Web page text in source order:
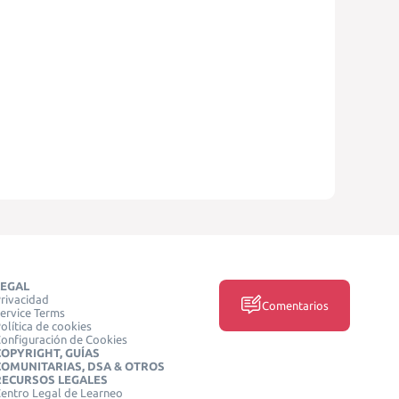
Terms
de cookies
de Cookies
GUÍAS
DSA & OTROS
LEGALES
Legal de Learneo
Comentarios